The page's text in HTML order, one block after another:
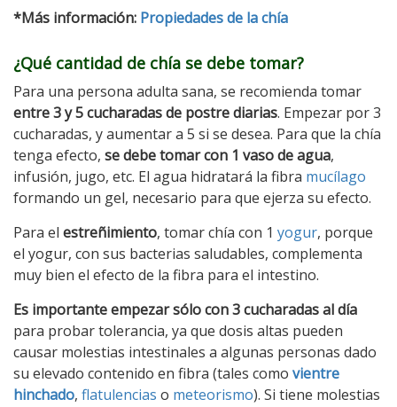
*Más información: Propiedades de la chía
¿Qué cantidad de chía se debe tomar?
Para una persona adulta sana, se recomienda tomar
entre 3 y 5 cucharadas de postre diarias. Empezar por 3
cucharadas, y aumentar a 5 si se desea. Para que la chía
tenga efecto, se debe tomar con 1 vaso de agua,
infusión, jugo, etc. El agua hidratará la fibra mucílago
formando un gel, necesario para que ejerza su efecto.
Para el estreñimiento, tomar chía con 1 yogur, porque
el yogur, con sus bacterias saludables, complementa
muy bien el efecto de la fibra para el intestino.
Es importante empezar sólo con 3 cucharadas al día
para probar tolerancia, ya que dosis altas pueden
causar molestias intestinales a algunas personas dado
su elevado contenido en fibra (tales como vientre
hinchado, flatulencias o meteorismo). Si tiene molestias